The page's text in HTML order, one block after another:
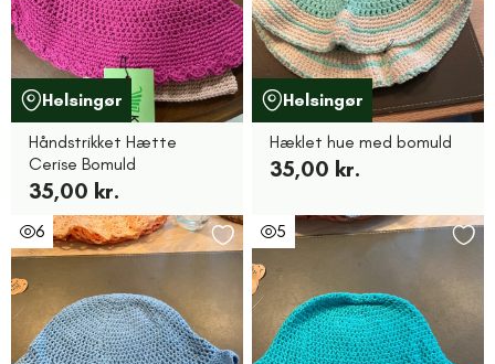
Helsingør
Håndstrikket Hætte
Cerise Bomuld
35,00 kr.
Helsingør
Hæklet hue med bomuld
35,00 kr.
6 5